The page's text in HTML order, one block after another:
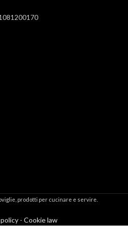
prodotti per cucinare e servire.
- Cookie law